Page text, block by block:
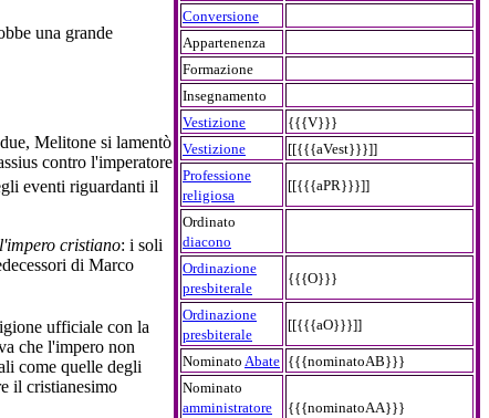
Conversione
Appartenenza
Formazione
Insegnamento
Vestizione
{{{V}}}
Vestizione
[[{{{aVest}}}]]
Professione
religiosa
[[{{{aPR}}}]]
Ordinato
diacono
Ordinazione
presbiterale
{{{O}}}
Ordinazione
presbiterale
[[{{{aO}}}]]
Nominato Abate {{{nominatoAB}}}
Nominato
amministratore
{{{nominatoAA}}}
una grande
Melitone si lamentò
contro l'imperatore
eventi riguardanti il
cristiano: i soli
di Marco
ufficiale con la
che l'impero non
come quelle degli
il cristianesimo